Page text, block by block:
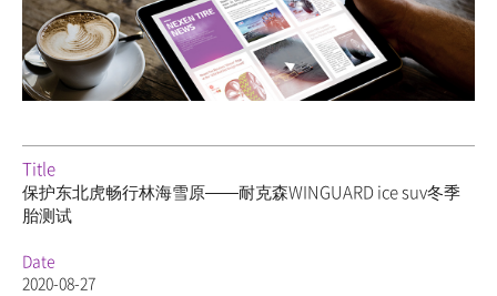
Title
保护东北虎畅行林海雪原——耐克森WINGUARD ice suv冬季
胎测试
Date
2020-08-27